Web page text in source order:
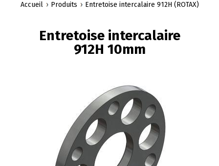
D'ARIANE
Accueil Produits Entretoise intercalaire 912H (ROTAX)
Entretoise intercalaire
912H 10mm